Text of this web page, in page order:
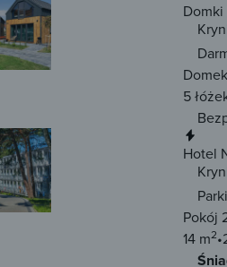
5
Hotel
Pokój
14 m2